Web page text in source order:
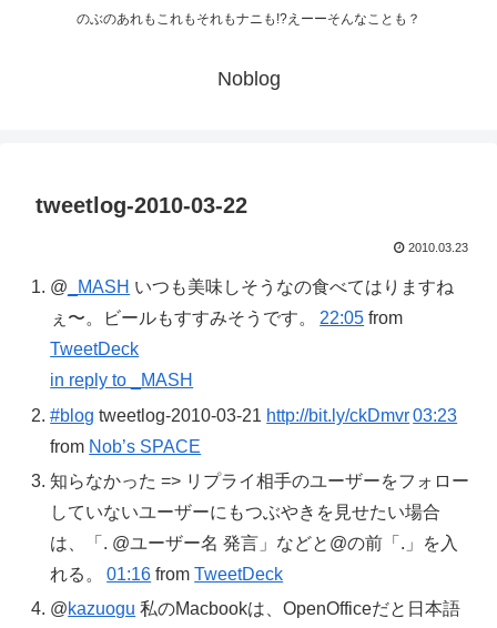
のぶのあれもこれもそれもナニも!?えーーそんなことも？
Noblog
tweetlog-2010-03-22
2010.03.23
@ _MASH いつも美味しそうなの食べてはりますね
ぇ〜。ビールもすすみそうです。
22:05 from
TweetDeck
in reply to _MASH
#blog tweetlog-2010-03-21 http://bit.ly/ckDmvr03:23
from Nob’s SPACE
知らなかった => リプライ相手のユーザーをフォロー
していないユーザーにもつぶやきを見せたい場合
は、「. @ユーザー名 発言」などと@の前「.」を入
れる。
01:16 fromTweetDeck
@kazuogu 私のMacbookは、OpenOfficeだと日本語